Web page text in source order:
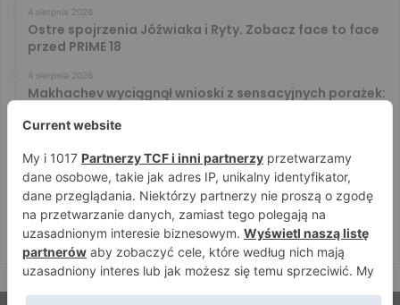
4 sierpnia 2026
Ostre spojrzenia Jóźwiaka i Ryty. Zobacz face to face
przed PRIME 18
4 sierpnia 2026
Makhachev wyciągnął wnioski z sensacyjnych porażek:
Murański i Tańcula znów na kursie kolizyjnym. Gorąco
zrobiło się za kulisami konferencji
4 sierpnia 2026
Makhachev nie zamierza kalkulować: Od pierwszego
sprowadzenia będę szukał skończenia”